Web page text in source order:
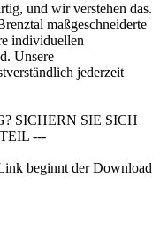
und wir verstehen das.
maßgeschneiderte
individuellen
Unsere
jederzeit
SICHERN SIE SICH
---
beginnt der Download